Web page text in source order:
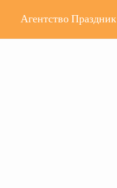
Агентство Праздник